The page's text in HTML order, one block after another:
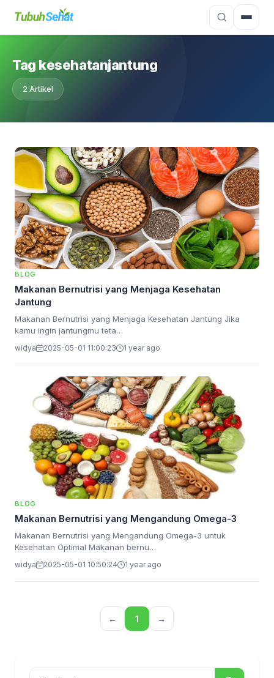
Tag kesehatanjantung
2 Artikel
BLOG
Makanan Bernutrisi yang Menjaga Kesehatan
Jantung
Makanan Bernutrisi yang Menjaga Kesehatan Jantung Jika
kamu ingin jantungmu teta…
widya 2025-05-01 11:00:23 1 year ago
BLOG
Makanan Bernutrisi yang Mengandung Omega-3
Makanan Bernutrisi yang Mengandung Omega-3 untuk
Kesehatan Optimal Makanan bernu…
widya 2025-05-01 10:50:24 1 year ago
← 1 →